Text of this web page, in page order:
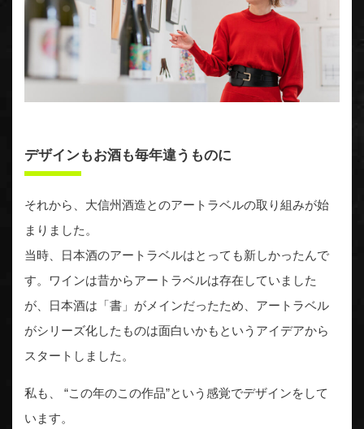
デザインもお酒も毎年違うものに
それから、大信州酒造とのアートラベルの取り組みが始
まりました。
当時、日本酒のアートラベルはとっても新しかったんで
す。ワインは昔からアートラベルは存在していました
が、日本酒は「書」がメインだったため、アートラベル
がシリーズ化したものは面白いかもというアイデアから
スタートしました。
私も、 “この年のこの作品”という感覚でデザインをして
います。